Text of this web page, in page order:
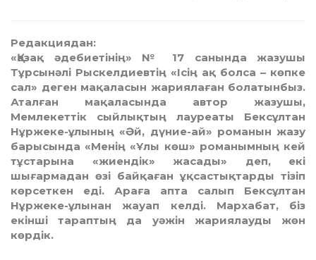
Редакциядан:
«Қазақ әдебиетінің» № 17 санында жазушы
Тұрсынәлі Рыскелдиевтің «Ісің ақ болса – көпке
сал» деген мақаласын жариялаған болатынбыз.
Аталған мақаласында автор жазушы,
Мемлекеттік сыйлықтың лауреаты Бексұлтан
Нұржеке-ұлының «Әй, дүние-ай» романын жазу
барысында «Менің «Ұлы көш» романымның кей
тұстарына «жиендік» жасады» деп, екі
шығармадан өзі байқаған ұқсастықтарды тізіп
көрсеткен еді. Араға апта салып Бексұлтан
Нұржеке-ұлынан жауап келді. Мархабат, біз
екінші тараптың да уәжін жариялауды жөн
көрдік.